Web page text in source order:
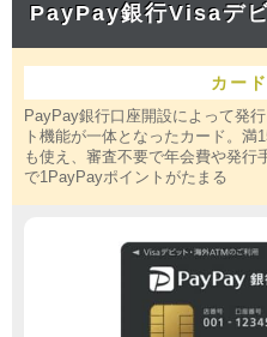
PayPay銀行Visaデ
カー
PayPay銀行口座開設によって発
ト機能が一体となったカード。
も使え、審査不要で年会費や発行
で1PayPayポイントがたまる